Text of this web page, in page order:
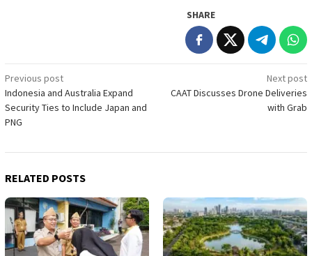
SHARE
Post
navigation
Previous post
Indonesia and Australia Expand
Security Ties to Include Japan and
PNG
Next post
CAAT Discusses Drone Deliveries
with Grab
RELATED POSTS